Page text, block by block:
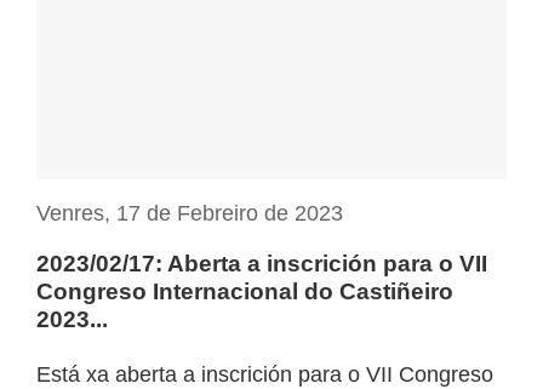
Venres, 17 de Febreiro de 2023
2023/02/17: Aberta a inscrición para o VII
Congreso Internacional do Castiñeiro
2023...
Está xa aberta a inscrición para o VII Congreso